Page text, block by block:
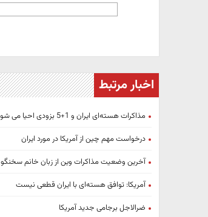
اخبار مرتبط
مذاکرات هسته‌ای ایران و 1+5 بزودی احیا می شود
درخواست مهم چین از آمریکا در مورد ایران
آخرین وضعیت مذاکرات وین از زبان خانم سخنگو
آمریکا: توافق هسته‌ای با ایران قطعی نیست
ضر‌الاجل برجامی جدید آمریکا